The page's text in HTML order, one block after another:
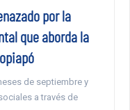
por la
que aborda la
de septiembre y
a través de